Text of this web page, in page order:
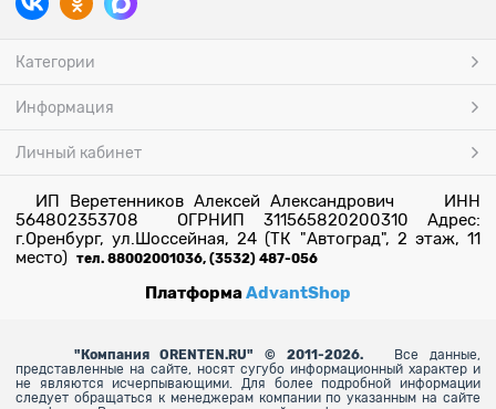
Категории
Информация
Личный кабинет
ИП Веретенников Алексей Александрович ИНН
564802353708 ОГРНИП 311565820200310 Адрес:
г.Оренбург, ул.Шоссейная, 24 (ТК "Автоград", 2 этаж, 11
место) тел. 88002001036, (3532) 487-056
ПлатформаAdvantShop
" Компания ORENTEN.RU" © 2011-2026.
Все данные,
представленные на сайте, носят сугубо информационный характер и
не являются исчерпывающими. Для более подробной информации
следует обращаться к менеджерам компании по указанным на сайте